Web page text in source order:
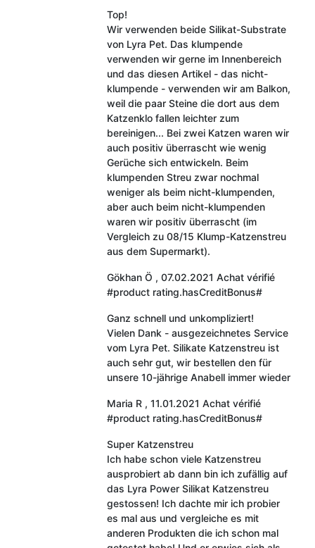
Top!
Wir verwenden beide Silikat-Substrate
von Lyra Pet. Das klumpende
verwenden wir gerne im Innenbereich
und das diesen Artikel - das nicht-
klumpende - verwenden wir am Balkon,
weil die paar Steine die dort aus dem
Katzenklo fallen leichter zum
bereinigen... Bei zwei Katzen waren wir
auch positiv überrascht wie wenig
Gerüche sich entwickeln. Beim
klumpenden Streu zwar nochmal
weniger als beim nicht-klumpenden,
aber auch beim nicht-klumpenden
waren wir positiv überrascht (im
Vergleich zu 08/15 Klump-Katzenstreu
aus dem Supermarkt).
Gökhan Ö , 07.02.2021 Achat vérifié
#product rating.hasCreditBonus#
Ganz schnell und unkompliziert!
Vielen Dank - ausgezeichnetes Service
vom Lyra Pet. Silikate Katzenstreu ist
auch sehr gut, wir bestellen den für
unsere 10-jährige Anabell immer wieder
Maria R , 11.01.2021 Achat vérifié
#product rating.hasCreditBonus#
Super Katzenstreu
Ich habe schon viele Katzenstreu
ausprobiert ab dann bin ich zufällig auf
das Lyra Power Silikat Katzenstreu
gestossen! Ich dachte mir ich probier
es mal aus und vergleiche es mit
anderen Produkten die ich schon mal